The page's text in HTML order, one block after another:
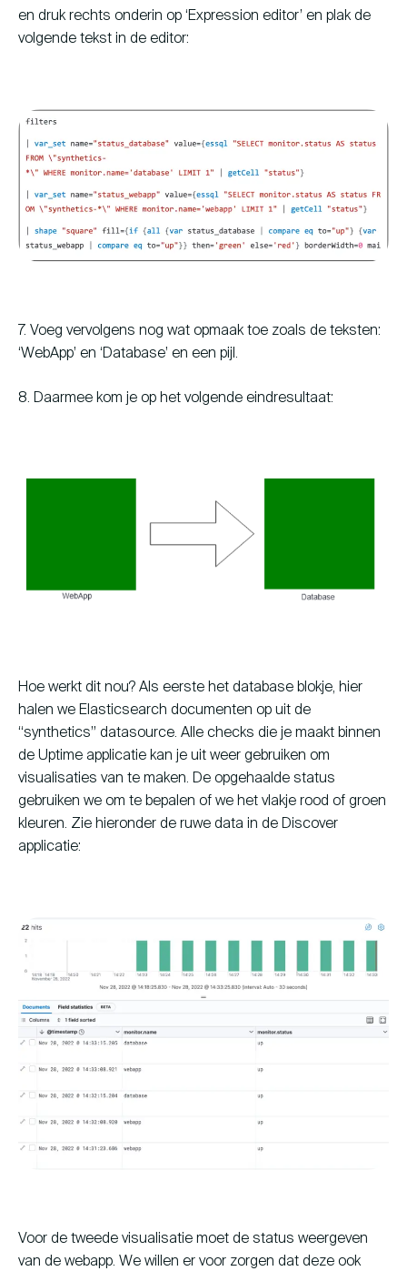
en druk rechts onderin op ‘Expression editor’ en plak de
volgende tekst in de editor:
7. Voeg vervolgens nog wat opmaak toe zoals de teksten:
‘WebApp’ en ‘Database’ en een pijl.
8. Daarmee kom je op het volgende eindresultaat:
Hoe werkt dit nou? Als eerste het database blokje, hier
halen we Elasticsearch documenten op uit de
“synthetics” datasource. Alle checks die je maakt binnen
de Uptime applicatie kan je uit weer gebruiken om
visualisaties van te maken. De opgehaalde status
gebruiken we om te bepalen of we het vlakje rood of groen
kleuren. Zie hieronder de ruwe data in de Discover
applicatie:
Voor de tweede visualisatie moet de status weergeven
van de webapp. We willen er voor zorgen dat deze ook